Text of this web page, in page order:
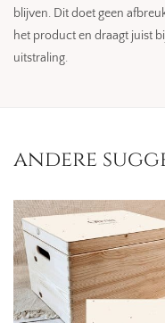
blijven. Dit doet geen
het product en draagt juist
uitstraling.
andere